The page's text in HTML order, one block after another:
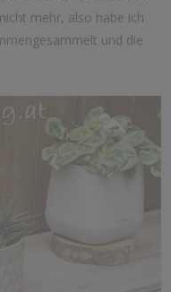
mehr, also habe ich
und die